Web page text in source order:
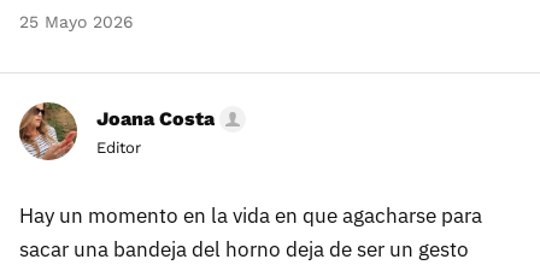
25 Mayo 2026
Joana Costa
Editor
Hay un momento en la vida en que agacharse para
sacar una bandeja del horno deja de ser un gesto